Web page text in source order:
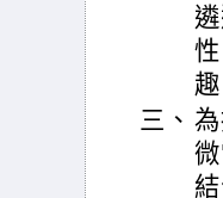
趣
三、